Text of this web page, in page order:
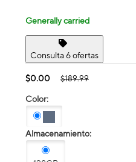
Generally carried
Consulta 6 ofertas
$0.00 $189.99
Color:
Almacenamiento: